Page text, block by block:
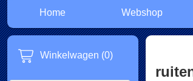
Home Webshop
Winkelwagen (0)